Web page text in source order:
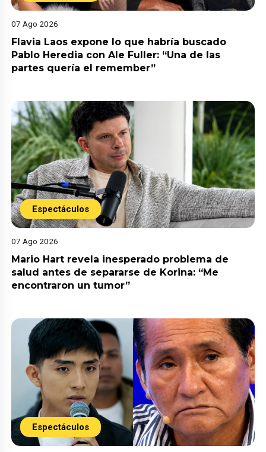
07 Ago 2026
Flavia Laos expone lo que habría buscado
Pablo Heredia con Ale Fuller: “Una de las
partes quería el remember”
Espectáculos
07 Ago 2026
Mario Hart revela inesperado problema de
salud antes de separarse de Korina: “Me
encontraron un tumor”
Espectáculos